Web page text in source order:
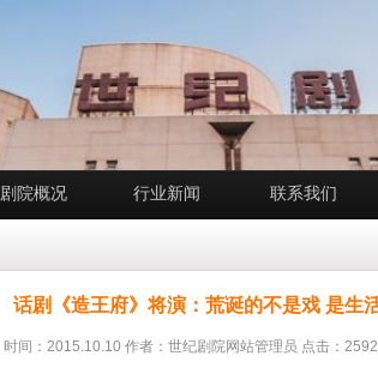
剧院概况 行业新闻 联系我们
话剧《造王府》将演：荒诞的不是戏 是生
时间：2015.10.10 作者：世纪剧院网站管理员 点击：